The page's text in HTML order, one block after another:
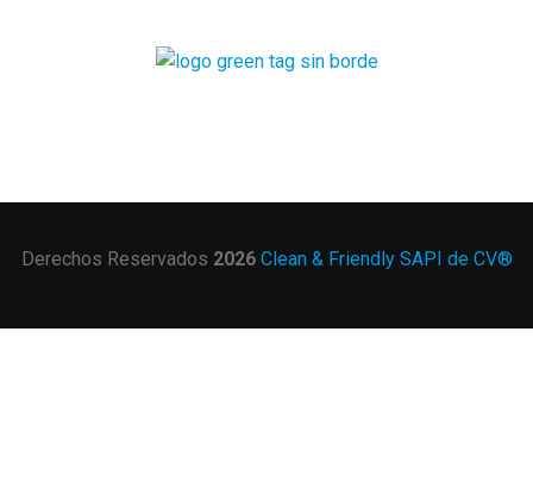
Derechos Reservados 2026 Clean & Friendly SAPI de CV®